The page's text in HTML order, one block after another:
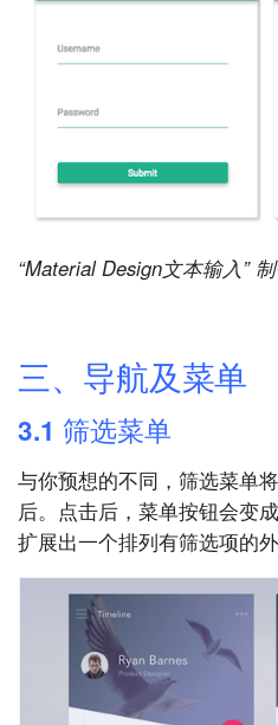
“Material Design文本输入”
三、导航及菜单
3.1 筛选菜单
与你预想的不同，筛选菜单
后。点击后，菜单按钮会变
扩展出一个排列有筛选项的